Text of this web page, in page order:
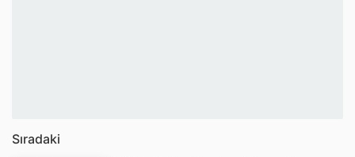
Sıradaki